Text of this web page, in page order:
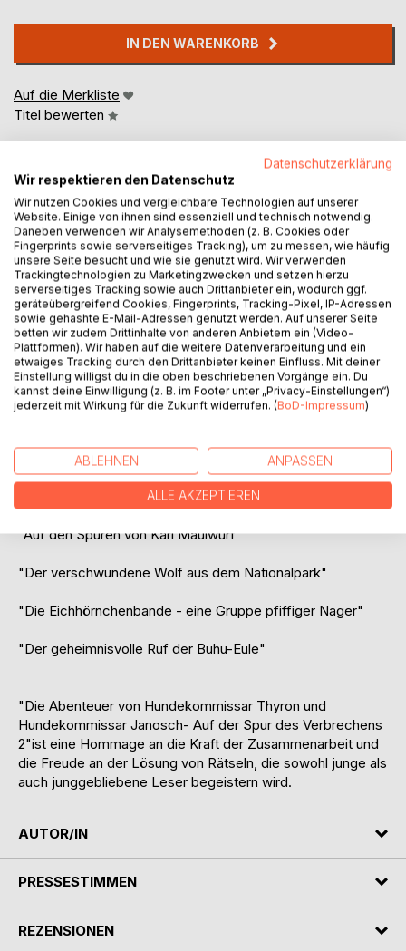
IN DEN WARENKORB
Auf die Merkliste
Titel bewerten
BESCHREIBUNG
Begleite die mutigen Hundekommissare Thyron und
Janosch auf ihren fesselnden Abenteuern, während sie die
Geheimnisse hinter mysteriösen Verbrechen aufdecken!
In diesem zweiten Band ihrer aufregenden Serie stürzen
sich die beiden unzertrennlichen Freunde erneut in
Vier spannende Geschichtenvoller Rätsel, Freundschaft
und Entdeckungen erwarten dich:
"Auf den Spuren von Karl Maulwurf"
"Der verschwundene Wolf aus dem Nationalpark"
"Die Eichhörnchenbande - eine Gruppe pfiffiger Nager"
"Der geheimnisvolle Ruf der Buhu-Eule"
"Die Abenteuer von Hundekommissar Thyron und
Hundekommissar Janosch- Auf der Spur des Verbrechens
2"ist eine Hommage an die Kraft der Zusammenarbeit und
die Freude an der Lösung von Rätseln, die sowohl junge als
auch junggebliebene Leser begeistern wird.
AUTOR/IN
PRESSESTIMMEN
REZENSIONEN
Datenschutzerklärung
Wir respektieren den Datenschutz
Wir nutzen Cookies und vergleichbare Technologien auf unserer
Website. Einige von ihnen sind essenziell und technisch notwendig.
Daneben verwenden wir Analysemethoden (z. B. Cookies oder
Fingerprints sowie serverseitiges Tracking), um zu messen, wie häufig
unsere Seite besucht und wie sie genutzt wird. Wir verwenden
Trackingtechnologien zu Marketingzwecken und setzen hierzu
serverseitiges Tracking sowie auch Drittanbieter ein, wodurch ggf.
geräteübergreifend Cookies, Fingerprints, Tracking-Pixel, IP-Adressen
sowie gehashte E-Mail-Adressen genutzt werden. Auf unserer Seite
betten wir zudem Drittinhalte von anderen Anbietern ein (Video-
Plattformen). Wir haben auf die weitere Datenverarbeitung und ein
etwaiges Tracking durch den Drittanbieter keinen Einfluss. Mit deiner
Einstellung willigst du in die oben beschriebenen Vorgänge ein. Du
kannst deine Einwilligung (z. B. im Footer unter „Privacy-Einstellungen“)
jederzeit mit Wirkung für die Zukunft widerrufen. (BoD-Impressum)
ABLEHNEN ANPASSEN
ALLE AKZEPTIEREN